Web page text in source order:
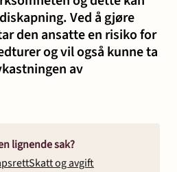
Ved å gjøre
den ansatte en risiko for
og vil også kunne ta
av
lignende sak?
Skatt og avgift